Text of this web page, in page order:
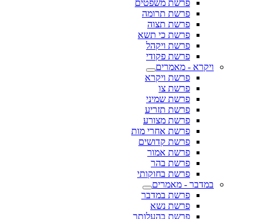
פרשת משפטים
פרשת תרומה
פרשת תצוה
פרשת כי תשא
פרשת ויקהל
פרשת פקודי
ויקרא - מאמרים
פרשת ויקרא
פרשת צו
פרשת שמיני
פרשת תזריע
פרשת מצורע
פרשת אחרי מות
פרשת קדושים
פרשת אמור
פרשת בהר
פרשת בחוקותי
במדבר - מאמרים
פרשת במדבר
פרשת נשא
פרשת בהעלותך